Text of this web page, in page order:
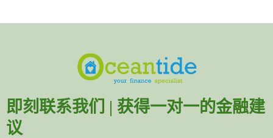
即刻联系我们 | 获得一对一的金融建
议